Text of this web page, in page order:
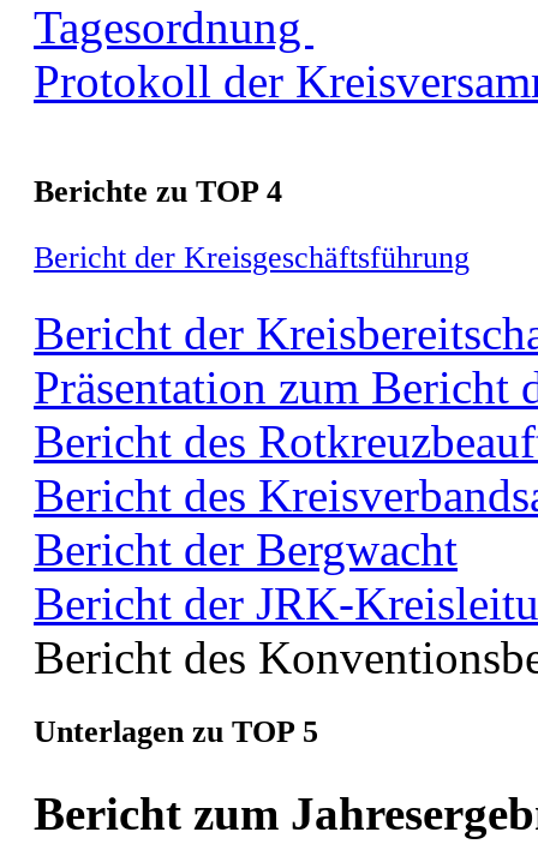
Tagesordnung
Protokoll der
Berichte zu TOP 4
Bericht der Kreisgeschäftsführung
Bericht der
Präsentation zum Bericht
Bericht des
Bericht des
Bericht der Bergwacht
Bericht der JRK-
Bericht des
Unterlagen zu TOP 5
Bericht zum